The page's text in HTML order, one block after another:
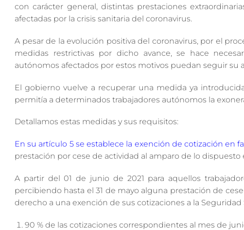
con carácter general, distintas prestaciones
afectadas por la crisis sanitaria del coronavirus.
A pesar de la evolución positiva del coronavirus, por el
medidas restrictivas por dicho avance, se hace
autónomos afectados por estos motivos puedan seguir su
El gobierno vuelve a recuperar una medida ya
permitía a determinados trabajadores autónomos la
Detallamos estas medidas y sus requisitos:
En su artículo 5 se establece la exención de cotización en
prestación por cese de actividad al amparo de lo dispuesto
A partir del 01 de junio de 2021 para aquellos
percibiendo hasta el 31 de mayo alguna prestación de
derecho a una exención de sus cotizaciones a la
90 % de las cotizaciones correspondientes al mes de